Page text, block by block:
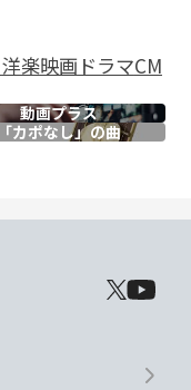
洋楽映画ドラマCM
動画プラス
「カポなし」の曲